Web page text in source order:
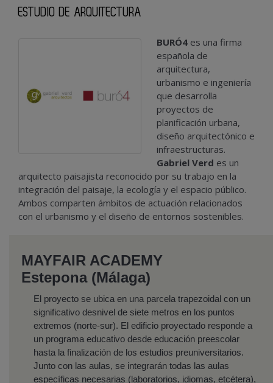
ESTUDIO DE ARQUITECTURA
BURÓ4 es una firma
española de
arquitectura,
urbanismo e ingeniería
que desarrolla
proyectos de
planificación urbana,
diseño arquitectónico e
infraestructuras.
Gabriel Verd es un
arquitecto paisajista reconocido por su trabajo en la
integración del paisaje, la ecología y el espacio público.
Ambos comparten ámbitos de actuación relacionados
con el urbanismo y el diseño de entornos sostenibles.
MAYFAIR ACADEMY
Estepona (Málaga)
El proyecto se ubica en una parcela trapezoidal con un
significativo desnivel de siete metros en los puntos
extremos (norte-sur). El edificio proyectado responde a
un programa educativo desde educación preescolar
hasta la finalización de los estudios preuniversitarios.
Junto con las aulas, se integrarán todas las aulas
específicas necesarias (laboratorios, idiomas, etcétera),